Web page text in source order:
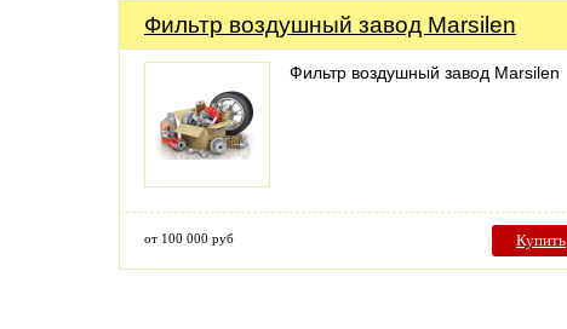
Фильтр воздушный завод Marsilen
Фильтр воздушный завод Marsilen
от 100 000 руб Купить